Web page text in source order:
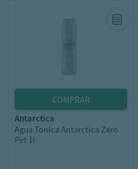
antarctica
Agua Tonica Antarctica Zero
Pet 1l